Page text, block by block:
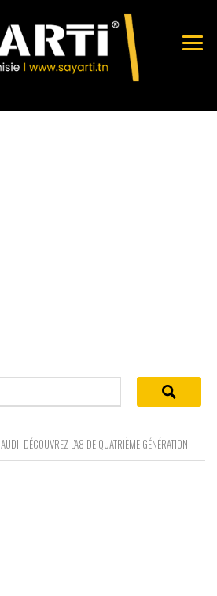
AUDI: DÉCOUVREZ L’A8 DE QUATRIÈME GÉNÉRATION